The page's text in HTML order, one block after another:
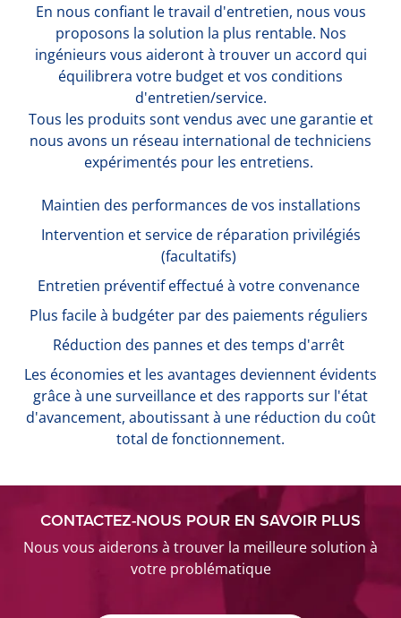
En nous confiant le travail d'entretien, nous vous
proposons la solution la plus rentable. Nos
ingénieurs vous aideront à trouver un accord qui
équilibrera votre budget et vos conditions
d'entretien/service.
Tous les produits sont vendus avec une garantie et
nous avons un réseau international de techniciens
expérimentés pour les entretiens.
Maintien des performances de vos installations
Intervention et service de réparation privilégiés
(facultatifs)
Entretien préventif effectué à votre convenance
Plus facile à budgéter par des paiements réguliers
Réduction des pannes et des temps d'arrêt
Les économies et les avantages deviennent évidents
grâce à une surveillance et des rapports sur l'état
d'avancement, aboutissant à une réduction du coût
total de fonctionnement.
CONTACTEZ-NOUS POUR EN SAVOIR PLUS
Nous vous aiderons à trouver la meilleure solution à
votre problématique